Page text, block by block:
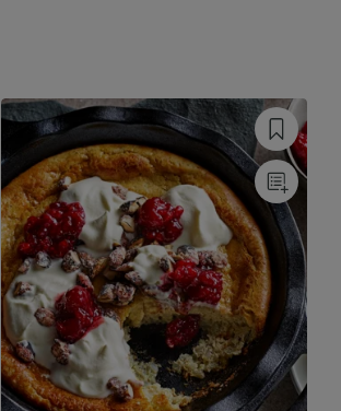
FULLKORNSRIS
BLÅBÄRSRIS
KÖTTFÄRS
MED RIS
KÖTTFÄRSSÅS
MED RIS
NYA
JULRECEPT
RISKAKA